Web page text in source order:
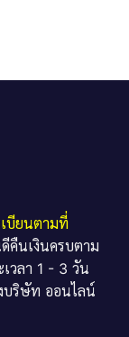
บียนตามที่
คืนเงินครบตาม
วลา 1 - 3 วัน
บริษัท ออนไลน์